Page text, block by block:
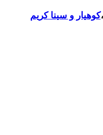
،کوهیار و سینا کریم